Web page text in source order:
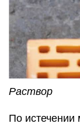
Раствор
По истечении